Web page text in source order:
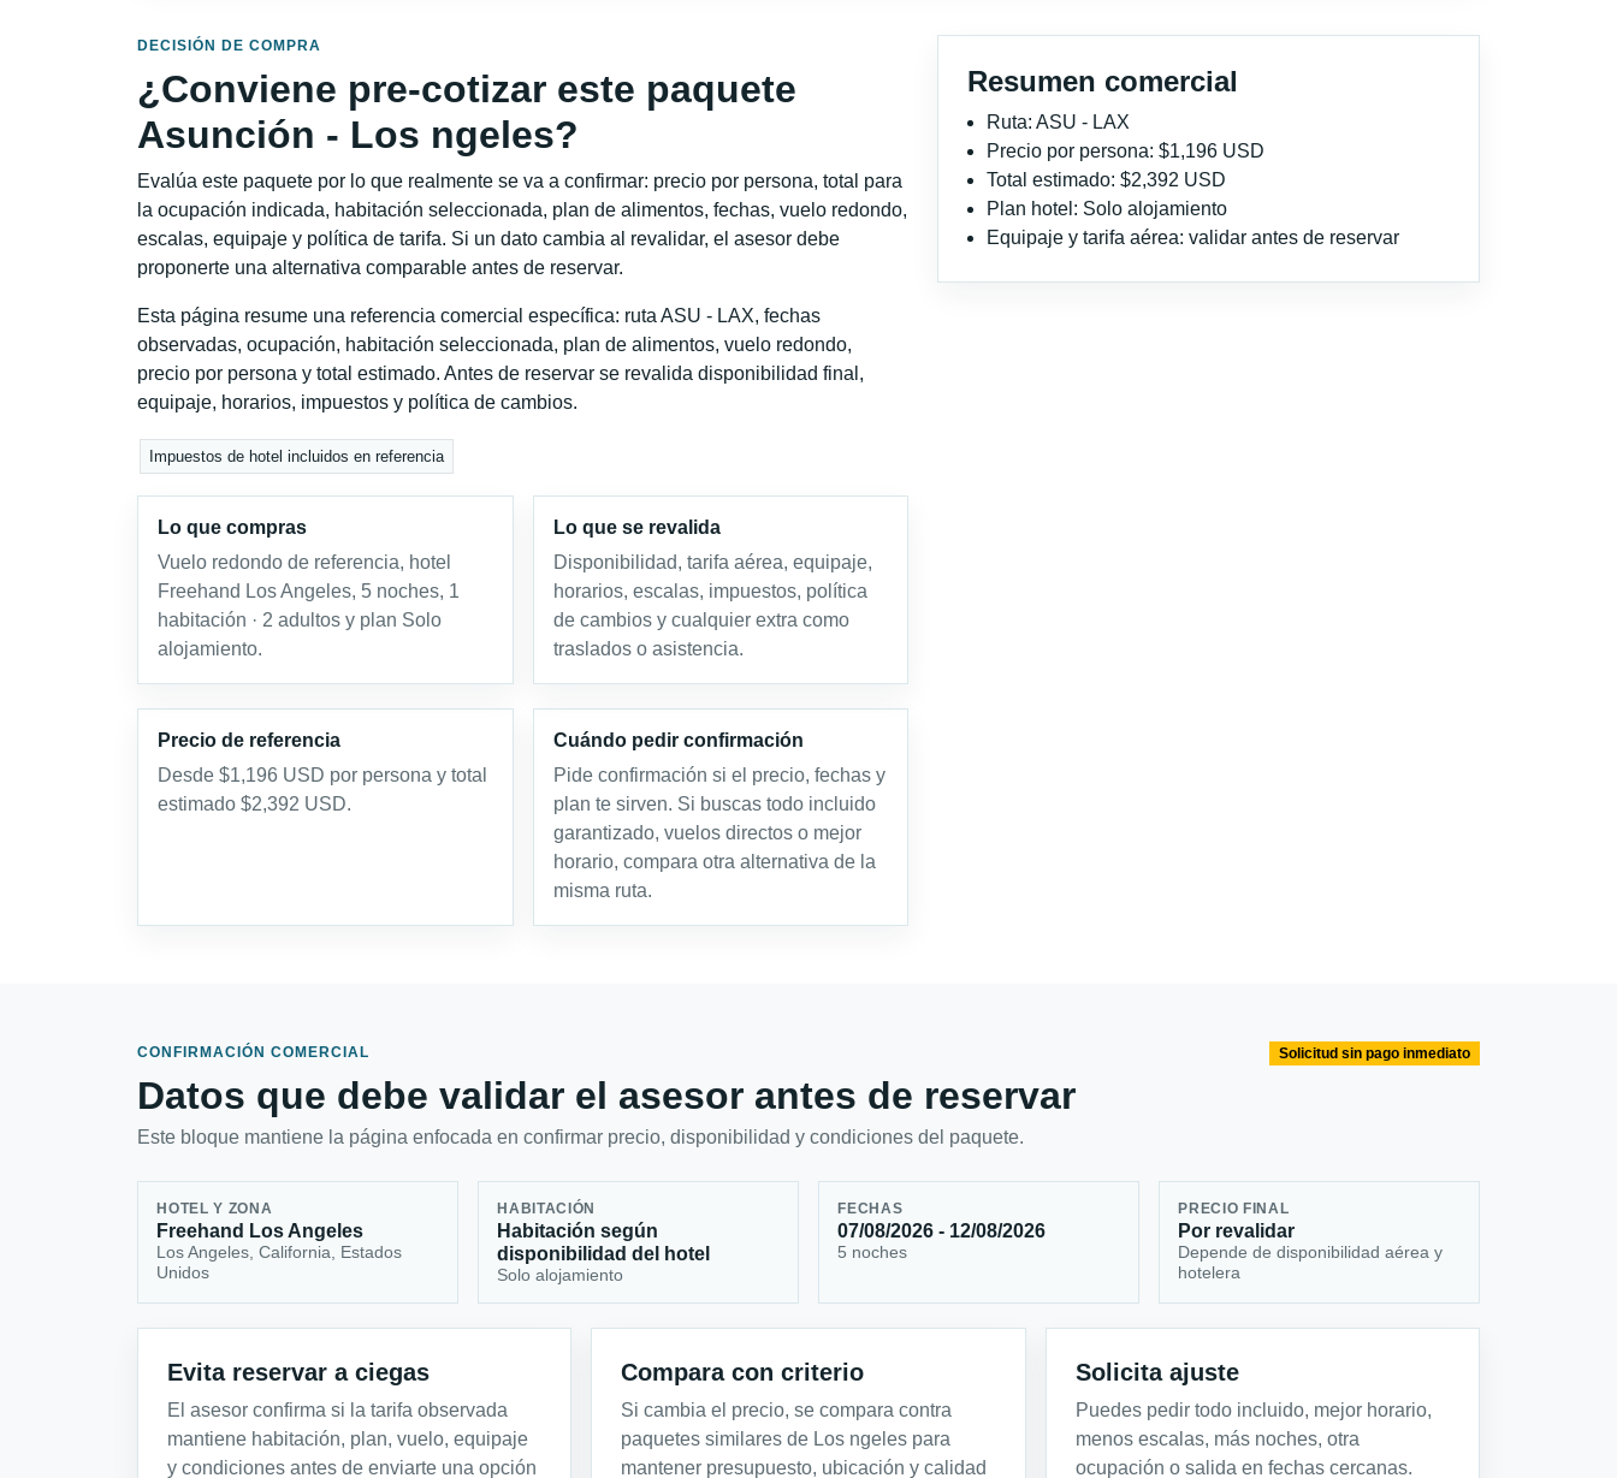
DECISIÓN DE COMPRA
¿Conviene pre-cotizar este paquete
Asunción - Los ngeles?
Evalúa este paquete por lo que realmente se va a confirmar: precio por persona, total para
la ocupación indicada, habitación seleccionada, plan de alimentos, fechas, vuelo redondo,
escalas, equipaje y política de tarifa. Si un dato cambia al revalidar, el asesor debe
proponerte una alternativa comparable antes de reservar.
Esta página resume una referencia comercial específica: ruta ASU - LAX, fechas
observadas, ocupación, habitación seleccionada, plan de alimentos, vuelo redondo,
precio por persona y total estimado. Antes de reservar se revalida disponibilidad final,
equipaje, horarios, impuestos y política de cambios.
Impuestos de hotel incluidos en referencia
Lo que compras
Vuelo redondo de referencia, hotel
Freehand Los Angeles, 5 noches, 1
habitación · 2 adultos y plan Solo
alojamiento.
Lo que se revalida
Disponibilidad, tarifa aérea, equipaje,
horarios, escalas, impuestos, política
de cambios y cualquier extra como
traslados o asistencia.
Precio de referencia
Desde $1,196 USD por persona y total
estimado $2,392 USD.
Cuándo pedir confirmación
Pide confirmación si el precio, fechas y
plan te sirven. Si buscas todo incluido
garantizado, vuelos directos o mejor
horario, compara otra alternativa de la
misma ruta.
Resumen comercial
Ruta: ASU - LAX
Precio por persona: $1,196 USD
Total estimado: $2,392 USD
Plan hotel: Solo alojamiento
Equipaje y tarifa aérea: validar antes de reservar
CONFIRMACIÓN COMERCIAL
Datos que debe validar el asesor antes de reservar
Este bloque mantiene la página enfocada en confirmar precio, disponibilidad y condiciones del paquete.
Solicitud sin pago inmediato
HOTEL Y ZONA
Freehand Los Angeles
Los Angeles, California, Estados
Unidos
HABITACIÓN
Habitación según
disponibilidad del hotel
Solo alojamiento
FECHAS
07/08/2026 - 12/08/2026
5 noches
PRECIO FINAL
Por revalidar
Depende de disponibilidad aérea y
hotelera
Evita reservar a ciegas
El asesor confirma si la tarifa observada
mantiene habitación, plan, vuelo, equipaje
y condiciones antes de enviarte una opción
Compara con criterio
Si cambia el precio, se compara contra
paquetes similares de Los ngeles para
mantener presupuesto, ubicación y calidad
Solicita ajuste
Puedes pedir todo incluido, mejor horario,
menos escalas, más noches, otra
ocupación o salida en fechas cercanas.